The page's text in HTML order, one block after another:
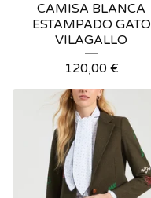
CAMISA BLANCA
ESTAMPADO GATO
VILAGALLO
120,00 €